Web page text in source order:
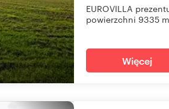
EUROVILLA
powierzchni 9335
Więcej